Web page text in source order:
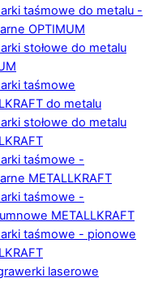
taśmowe do metalu -
OPTIMUM
stołowe do metalu
taśmowe
do metalu
stołowe do metalu
taśmowe -
METALLKRAFT
taśmowe -
METALLKRAFT
taśmowe - pionowe
laserowe